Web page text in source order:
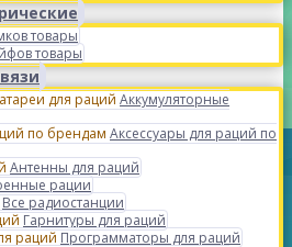
товары
товары
Аккумуляторные
Аксессуары для раций по
Антенны для раций
рации
Все радиостанции
Гарнитуры для раций
Программаторы для раций